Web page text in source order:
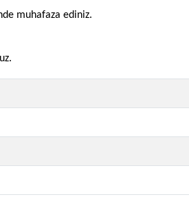
muhafaza ediniz.